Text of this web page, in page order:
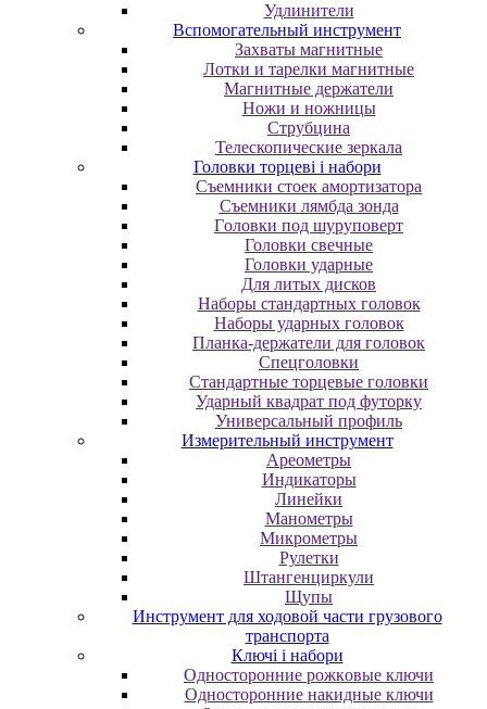
Удлинители
Вспомогательный инструмент
Захваты магнитные
Лотки и тарелки магнитные
Магнитные держатели
Ножи и ножницы
Струбцина
Телескопические зеркала
Головки торцеві і набори
Cъeмники cтoeк aмopтизaтopa
Cъeмники лямбдa зoндa
Гoлoвки пoд шуpупoвepт
Головки свечные
Головки ударные
Для литых дисков
Наборы стандартных головок
Наборы ударных головок
Планка-держатели для головок
Спецголовки
Стандартные торцевые головки
Ударный квадрат под футорку
Универсальный профиль
Измерительный инструмент
Ареометры
Индикаторы
Линейки
Манометры
Микрометры
Рулетки
Штангенциркули
Щупы
Инструмент для ходовой части грузового
транспорта
Ключі і набори
Oднocтopoнниe poжкoвыe ключи
Oднocтopoнниe нaкидныe ключи